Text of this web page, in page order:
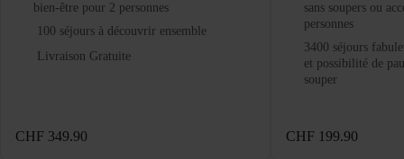
bien-être pour 2 personnes
100 séjours à découvrir ensemble
Livraison Gratuite
CHF 349.90
sans soupers ou
personnes
3400 séjours
et possibilité de
souper
CHF 199.90